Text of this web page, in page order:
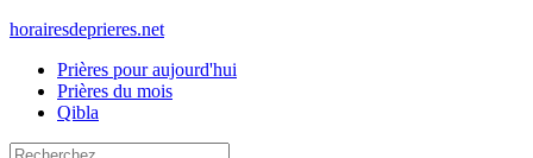
horairesdeprieres.net
Prières pour aujourd'hui
Prières du mois
Qibla